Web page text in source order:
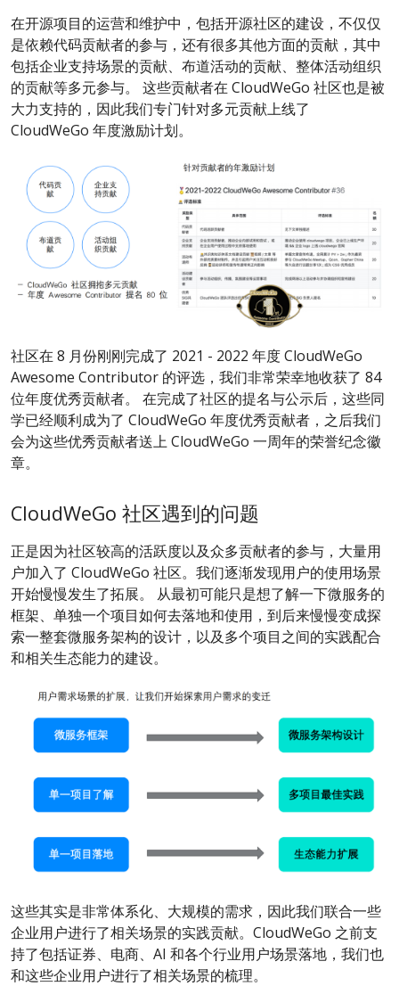
在开源项目的运营和维护中，包括开源社区的建设，不仅仅
是依赖代码贡献者的参与，还有很多其他方面的贡献，其中
包括企业支持场景的贡献、布道活动的贡献、整体活动组织
的贡献等多元参与。 这些贡献者在 CloudWeGo 社区也是被
大力支持的，因此我们专门针对多元贡献上线了
CloudWeGo 年度激励计划。
社区在 8 月份刚刚完成了 2021 - 2022 年度 CloudWeGo
Awesome Contributor 的评选，我们非常荣幸地收获了 84
位年度优秀贡献者。 在完成了社区的提名与公示后，这些同
学已经顺利成为了 CloudWeGo 年度优秀贡献者，之后我们
会为这些优秀贡献者送上 CloudWeGo 一周年的荣誉纪念徽
章。
CloudWeGo 社区遇到的问题
正是因为社区较高的活跃度以及众多贡献者的参与，大量用
户加入了 CloudWeGo 社区。我们逐渐发现用户的使用场景
开始慢慢发生了拓展。 从最初可能只是想了解一下微服务的
框架、单独一个项目如何去落地和使用，到后来慢慢变成探
索一整套微服务架构的设计，以及多个项目之间的实践配合
和相关生态能力的建设。
这些其实是非常体系化、大规模的需求，因此我们联合一些
企业用户进行了相关场景的实践贡献。CloudWeGo 之前支
持了包括证券、电商、AI 和各个行业用户场景落地，我们也
和这些企业用户进行了相关场景的梳理。